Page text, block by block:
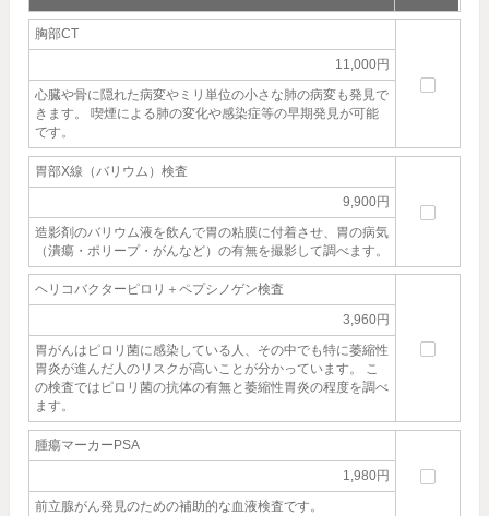
胸部CT
11,000円
心臓や骨に隠れた病変やミリ単位の小さな肺の病変も発見で
きます。 喫煙による肺の変化や感染症等の早期発見が可能
です。
胃部X線（バリウム）検査
9,900円
造影剤のバリウム液を飲んで胃の粘膜に付着させ、胃の病気
（潰瘍・ポリープ・がんなど）の有無を撮影して調べます。
ヘリコバクターピロリ＋ペプシノゲン検査
3,960円
胃がんはピロリ菌に感染している人、その中でも特に萎縮性
胃炎が進んだ人のリスクが高いことが分かっています。 こ
の検査ではピロリ菌の抗体の有無と萎縮性胃炎の程度を調べ
ます。
腫瘍マーカーPSA
1,980円
前立腺がん発見のための補助的な血液検査です。